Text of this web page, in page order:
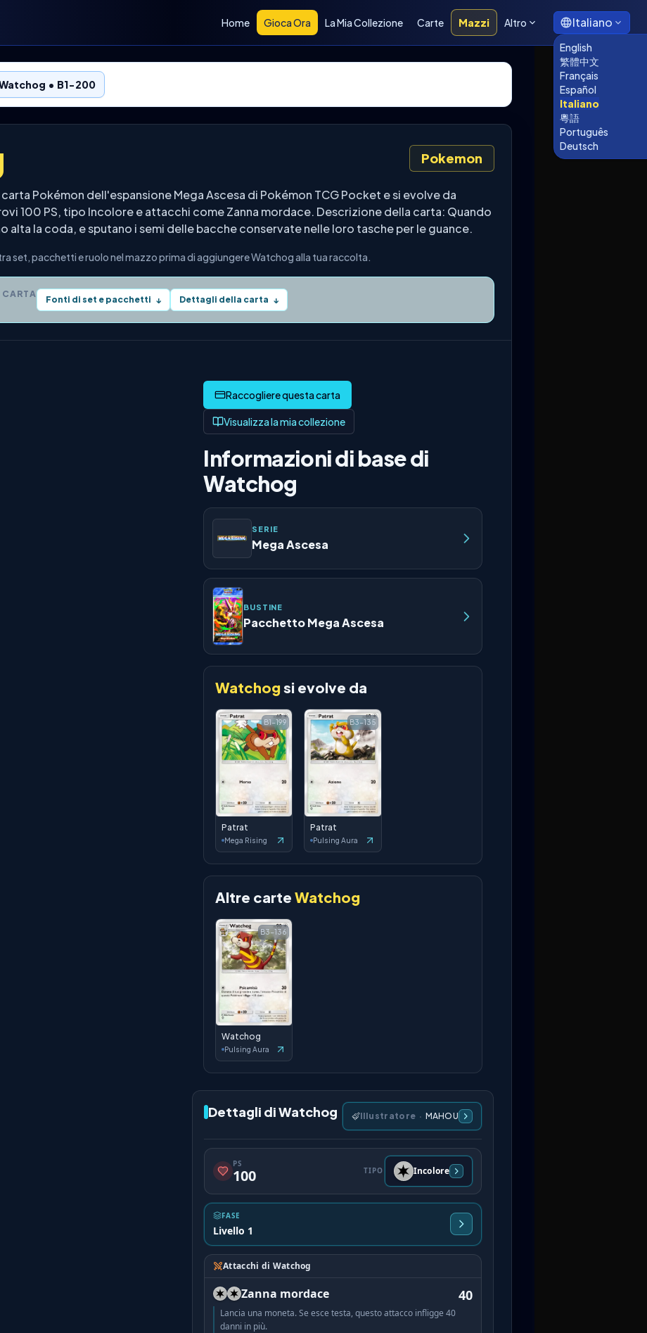
Home Gioca Ora La Mia Collezione Carte Mazzi Altro Italiano
English
繁體中文
Français
Español
Italiano
粵語
Português
Deutsch
• B1-200
Pokemon
Pokémon dell'espansione Mega Ascesa di Pokémon TCG Pocket e si evolve da
100 PS, tipo Incolore e attacchi come Zanna mordace. Descrizione della carta: Quando
alta la coda, e sputano i semi delle bacche conservate nelle loro tasche per le guance.
set, pacchetti e ruolo nel mazzo prima di aggiungere Watchog alla tua raccolta.
Fonti di set e pacchetti ↓ Dettagli della carta ↓
Visualizza la mia collezione
Informazioni di base di
Watchog
SERIE
Mega Ascesa
BUSTINE
Pacchetto Mega Ascesa
Watchog si evolve da
B1-199
Patrat
Mega Rising
B3-135
Patrat
Pulsing Aura
Altre carte Watchog
B3-136
Watchog
Pulsing Aura
Dettagli di Watchog Illustratore · MAHOU
PS
100 TIPO Incolore
FASE
Livello 1
Attacchi di Watchog
Zanna mordace
Lancia una moneta. Se esce testa, questo attacco infligge 40
danni in più.
40